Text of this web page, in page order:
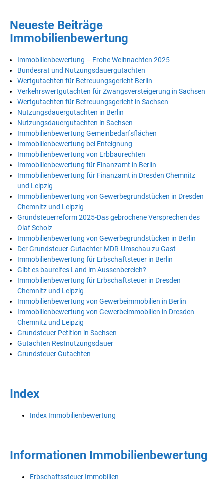
Neueste Beiträge
Immobilienbewertung
Immobilienbewertung – Frohe Weihnachten 2025
Bundesrat und Nutzungsdauergutachten
Wertgutachten für Betreuungsgericht Berlin
Verkehrswertgutachten für Zwangsversteigerung in Sachsen
Wertgutachten für Betreuungsgericht in Sachsen
Nutzungsdauergutachten in Berlin
Nutzungsdauergutachten in Sachsen
Immobilienbewertung Gemeinbedarfsflächen
Immobilienbewertung bei Enteignung
Immobilienbewertung von Erbbaurechten
Immobilienbewertung für Finanzamt in Berlin
Immobilienbewertung für Finanzamt in Dresden Chemnitz
und Leipzig
Immobilienbewertung von Gewerbegrundstücken in Dresden
Chemnitz und Leipzig
Grundsteuerreform 2025-Das gebrochene Versprechen des
Olaf Scholz
Immobilienbewertung von Gewerbegrundstücken in Berlin
Der Grundsteuer-Gutachter-MDR-Umschau zu Gast
Immobilienbewertung für Erbschaftsteuer in Berlin
Gibt es baureifes Land im Aussenbereich?
Immobilienbewertung für Erbschaftsteuer in Dresden
Chemnitz und Leipzig
Immobilienbewertung von Gewerbeimmobilien in Berlin
Immobilienbewertung von Gewerbeimmobilien in Dresden
Chemnitz und Leipzig
Grundsteuer Petition in Sachsen
Gutachten Restnutzungsdauer
Grundsteuer Gutachten
Index
Index Immobilienbewertung
Informationen Immobilienbewertung
Erbschaftssteuer Immobilien